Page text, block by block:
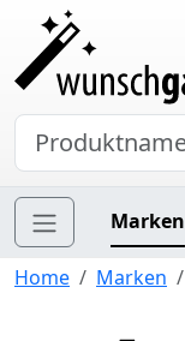
Marken
Home Marken